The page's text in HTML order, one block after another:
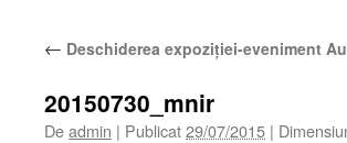
← Deschiderea expoziţiei-eveniment
20150730_mnir
Deadmin | Publicat29/07/2015 |